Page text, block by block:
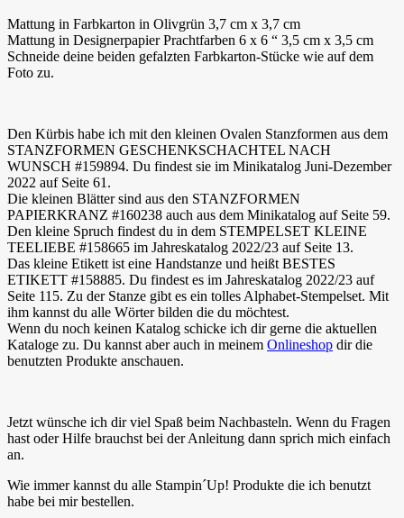
Mattung in Farbkarton in Olivgrün 3,7 cm x 3,7 cm
Mattung in Designerpapier Prachtfarben 6 x 6 “ 3,5 cm x 3,5 cm
Schneide deine beiden gefalzten Farbkarton-Stücke wie auf dem
Foto zu.
Den Kürbis habe ich mit den kleinen Ovalen Stanzformen aus dem
STANZFORMEN GESCHENKSCHACHTEL NACH
WUNSCH #159894. Du findest sie im Minikatalog Juni-Dezember
2022 auf Seite 61.
Die kleinen Blätter sind aus den STANZFORMEN
PAPIERKRANZ #160238 auch aus dem Minikatalog auf Seite 59.
Den kleine Spruch findest du in dem STEMPELSET KLEINE
TEELIEBE #158665 im Jahreskatalog 2022/23 auf Seite 13.
Das kleine Etikett ist eine Handstanze und heißt BESTES
ETIKETT #158885. Du findest es im Jahreskatalog 2022/23 auf
Seite 115. Zu der Stanze gibt es ein tolles Alphabet-Stempelset. Mit
ihm kannst du alle Wörter bilden die du möchtest.
Wenn du noch keinen Katalog schicke ich dir gerne die aktuellen
Kataloge zu. Du kannst aber auch in meinem Onlineshop dir die
benutzten Produkte anschauen.
Jetzt wünsche ich dir viel Spaß beim Nachbasteln. Wenn du Fragen
hast oder Hilfe brauchst bei der Anleitung dann sprich mich einfach
an.
Wie immer kannst du alle Stampin´Up! Produkte die ich benutzt
habe bei mir bestellen.